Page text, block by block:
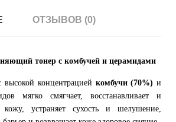
ОТЗЫВОВ (0)
тонер с комбучей и церамидами
концентрацией комбучи (70%) и
мягко смягчает, восстанавливает и
кожу, устраняет сухость и шелушение,